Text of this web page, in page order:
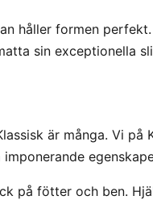
håller formen
sin exceptionella
är många. Vi på
på fötter och ben.